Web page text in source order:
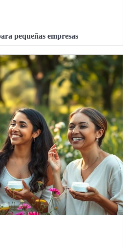
pequeñas empresas